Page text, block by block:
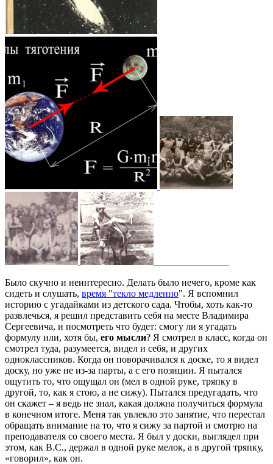
Было скучно и неинтересно. Делать было нечего, кроме как
сидеть и слушать, время "текло медленно". Я вспомнил
историю с угадайками из детского сада. Чтобы, хоть как-то
развлечься, я решил представить себя на месте Владимира
Сергеевича, и посмотреть что будет: смогу ли я угадать
формулу или, хотя бы, его мысли? Я смотрел в класс, когда он
смотрел туда, разумеется, видел и себя, и других
одноклассников. Когда он поворачивался к доске, то я видел
доску, но уже не из-за парты, а с его позиции. Я пытался
ощутить то, что ощущал он (мел в одной руке, тряпку в
другой, то, как я стою, а не сижу). Пытался предугадать, что
он скажет – я ведь не знал, какая должна получиться формула
в конечном итоге. Меня так увлекло это занятие, что перестал
обращать внимание на то, что я сижу за партой и смотрю на
преподавателя со своего места. Я был у доски, выглядел при
этом, как В.С., держал в одной руке мелок, а в другой тряпку,
«говорил», как он.